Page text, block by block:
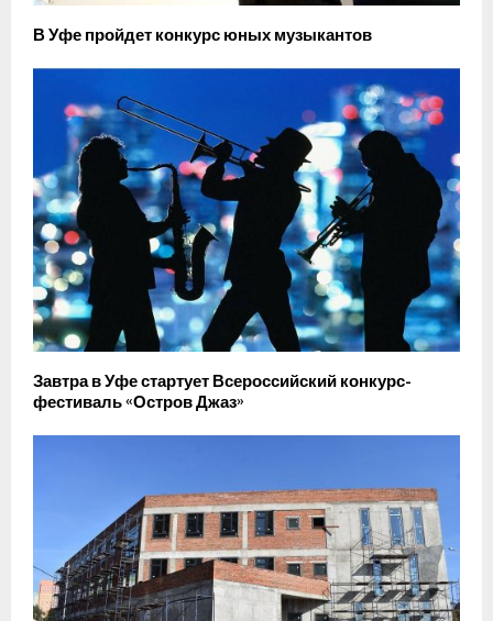
В Уфе пройдет конкурс юных музыкантов
Завтра в Уфе стартует Всероссийский конкурс-
фестиваль «Остров Джаз»